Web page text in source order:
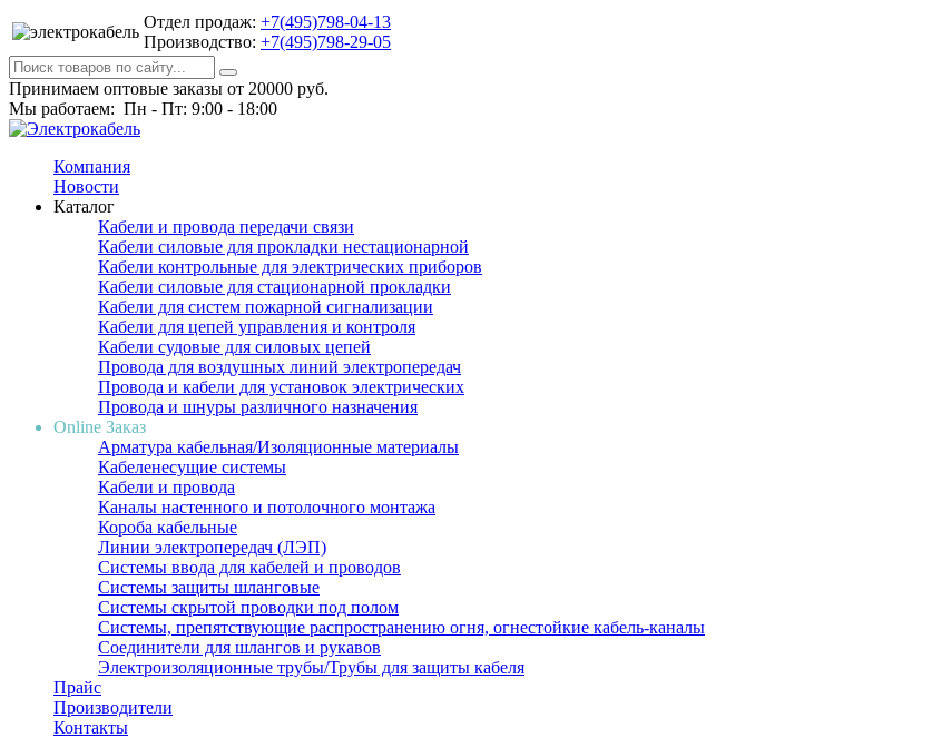
Отдел продаж: +7(495)798-04-13
Производство: +7(495)798-29-05
Принимаем оптовые заказы от 20000 руб.
Мы работаем: Пн - Пт: 9:00 - 18:00
Компания
Новости
Каталог
Кабели и провода передачи связи
Кабели силовые для прокладки нестационарной
Кабели контрольные для электрических приборов
Кабели силовые для стационарной прокладки
Кабели для систем пожарной сигнализации
Кабели для цепей управления и контроля
Кабели судовые для силовых цепей
Провода для воздушных линий электропередач
Провода и кабели для установок электрических
Провода и шнуры различного назначения
Online Заказ
Арматура кабельная/Изоляционные материалы
Кабеленесущие системы
Кабели и провода
Каналы настенного и потолочного монтажа
Короба кабельные
Линии электропередач (ЛЭП)
Системы ввода для кабелей и проводов
Системы защиты шланговые
Системы скрытой проводки под полом
Системы, препятствующие распространению огня, огнестойкие кабель-каналы
Соединители для шлангов и рукавов
Электроизоляционные трубы/Трубы для защиты кабеля
Прайс
Производители
Контакты